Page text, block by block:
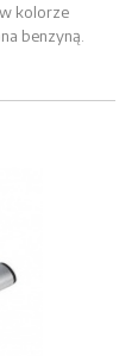
kolorze
benzyną.